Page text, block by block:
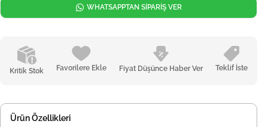
Kritik Stok Favorilere Ekle Fiyat Düşünce Haber Ver Teklif İste
WHATSAPPTAN SİPARİŞ VER
Ürün Özellikleri